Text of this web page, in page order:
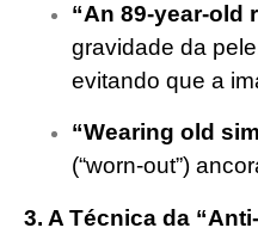
“An 89-year-old
gravidade da
evitando que a
“Wearing old
(“worn-out”)
3. A Técnica da